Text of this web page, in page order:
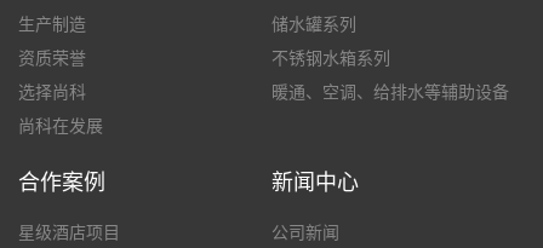
生产制造
资质荣誉
选择尚科
尚科在发展
储水罐系列
不锈钢水箱系列
暖通、空调、给排水等辅助设备
合作案例
星级酒店项目
新闻中心
公司新闻